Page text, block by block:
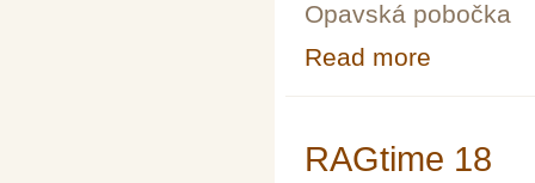
Opavská pobočka
Read more
RAGtime 18